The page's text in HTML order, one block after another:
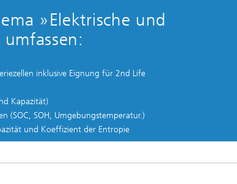
»Elektrische und
inklusive Eignung für 2nd Life
Kapazität)
(SOC, SOH, Umgebungstemperatur.)
und Koeffizient der Entropie